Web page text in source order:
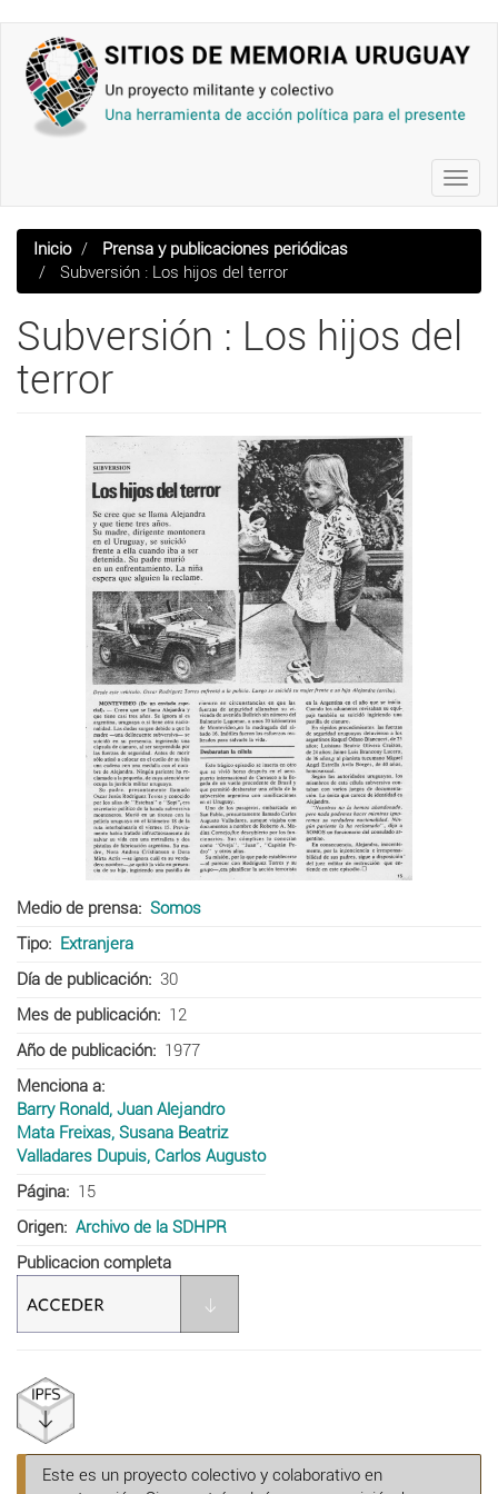
contenido
principal
Inicio
Prensa y publicaciones periódicas
Subversión : Los hijos del terror
Subversión : Los hijos del
terror
Medio de prensa
Somos
Tipo
Extranjera
Día de publicación
30
Mes de publicación
12
Año de publicación
1977
Menciona a
Barry Ronald, Juan Alejandro
Mata Freixas, Susana Beatriz
Valladares Dupuis, Carlos Augusto
Página
15
Origen
Archivo de la SDHPR
Publicacion completa
Este es un proyecto colectivo y colaborativo en